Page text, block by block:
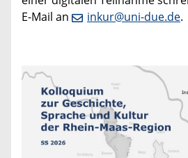
E-Mail an
inkur@uni-due.de.